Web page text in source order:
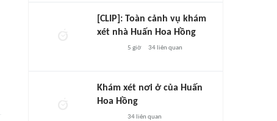
[CLIP]: Toàn cảnh vụ khám
xét nhà Huấn Hoa Hồng
5 giờ 34liên quan
Khám xét nơi ở của Huấn
Hoa Hồng
34liên quan